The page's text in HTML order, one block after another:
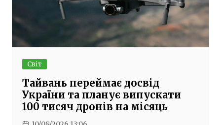
Світ
Тайвань переймає досвід
України та планує випускати
100 тисяч дронів на місяць